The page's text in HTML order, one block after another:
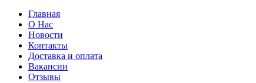
Главная
О Нас
Новости
Контакты
Доставка и оплата
Вакансии
Отзывы